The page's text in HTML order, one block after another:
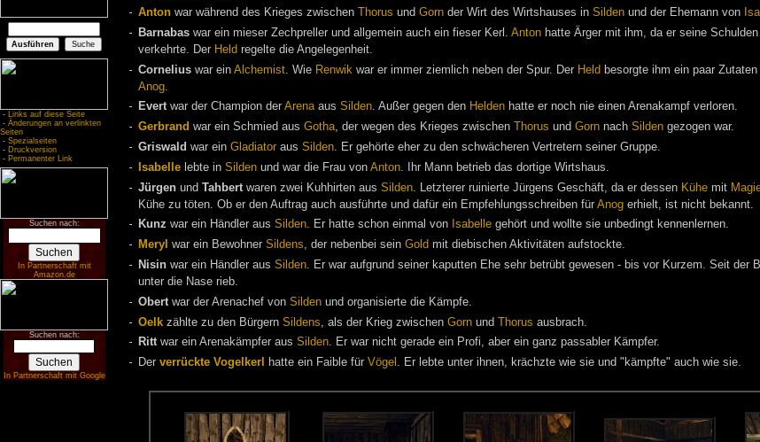
- Links auf diese Seite
- Änderungen an verlinkten
Seiten
- Spezialseiten
- Druckversion
- Permanenter Link
Suchen nach:
In Partnerschaft mit
Amazon.de
Suchen nach:
In Partnerschaft mit Google
Anton war während des Krieges zwischen Thorus und Gorn der Wirt des Wirtshauses in Silden und der Ehemann von
Barnabas war ein mieser Zechpreller und allgemein auch ein fieser Kerl. Anton hatte Ärger mit ihm, da er seine
verkehrte. Der Held regelte die Angelegenheit.
Cornelius war ein Alchemist . Wie Renwik war er immer ziemlich neben der Spur. Der Held besorgte ihm ein paar
Anog
Evertwar der Champion der Arenaaus Silden. Außer gegen den Helden hatte er noch nie einen Arenakampf verloren.
Gerbrand war ein Schmied aus Gotha, der wegen des Krieges zwischen Thorus und Gorn nach Silden gezogen war.
Griswald war ein Gladiator aus Silden. Er gehörte eher zu den schwächeren Vertretern seiner Gruppe.
Isabelle lebte in Silden und war die Frau von Anton . Ihr Mann betrieb das dortige Wirtshaus.
Jürgen und Tahbert waren zwei Kuhhirten aus Silden . Letzterer ruinierte Jürgens Geschäft, da er dessen Kühe mit
Kühe zu töten. Ob er den Auftrag auch ausführte und dafür ein Empfehlungsschreiben für Anog erhielt, ist nicht bekannt.
Kunz war ein Händler aus Silden. Er hatte schon einmal von Isabelle gehört und wollte sie unbedingt kennenlernen.
Meryl war ein Bewohner Sildens, der nebenbei sein Gold mit diebischen Aktivitäten aufstockte.
Nisin war ein Händler aus Silden. Er war aufgrund seiner kaputten Ehe sehr betrübt gewesen - bis vor Kurzem. Seit der
unter die Nase rieb.
Obert war der Arenachef von Silden und organisierte die Kämpfe.
Oelk zählte zu den Bürgern Sildens , als der Krieg zwischen Gorn und Thorus ausbrach.
Rittwar ein Arenakämpfer aus Silden. Er war nicht gerade ein Profi, aber ein ganz passabler Kämpfer.
Der verrückte Vogelkerl hatte ein Faible für Vögel . Er lebte unter ihnen, krächzte wie sie und "kämpfte" auch wie sie.